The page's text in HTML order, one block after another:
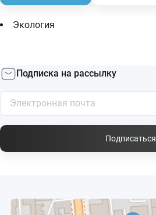
Экология
Подписка на рассылку
Подписаться